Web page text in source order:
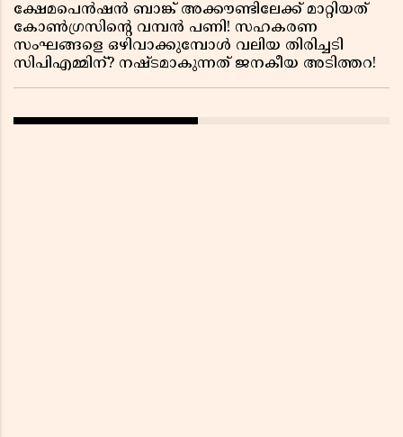
ക്ഷേമപെൻഷൻ ബാങ്ക് അക്കൗണ്ടിലേക്ക് മാറ്റിയത്
കോൺഗ്രസിന്റെ വമ്പൻ പണി! സഹകരണ
സംഘങ്ങളെ ഒഴിവാക്കുമ്പോൾ വലിയ തിരിച്ചടി
സിപിഎമ്മിന്? നഷ്ടമാകുന്നത് ജനകീയ അടിത്തറ!